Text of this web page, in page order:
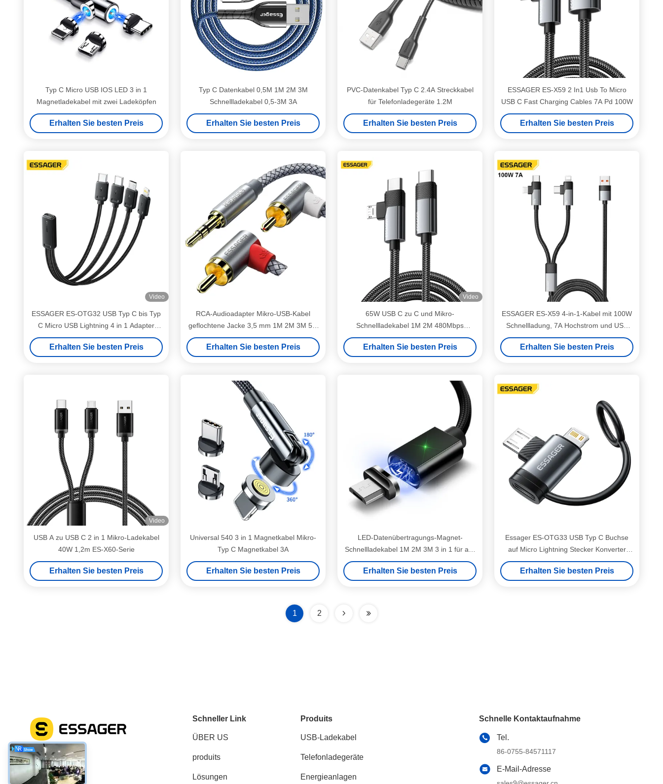
Typ C Micro USB IOS LED 3 in 1
Magnetladekabel mit zwei Ladeköpfen
Erhalten Sie besten Preis
Typ C Datenkabel 0,5M 1M 2M 3M
Schnellladekabel 0,5-3M 3A
Erhalten Sie besten Preis
PVC-Datenkabel Typ C 2.4A Streckkabel
für Telefonladegeräte 1.2M
Erhalten Sie besten Preis
ESSAGER ES-X59 2 In1 Usb To Micro
USB C Fast Charging Cables 7A Pd 100W
Erhalten Sie besten Preis
Video
ESSAGER ES-OTG32 USB Typ C bis Typ
C Micro USB Lightning 4 in 1 Adapter
Ladekabel
Erhalten Sie besten Preis
RCA-Audioadapter Mikro-USB-Kabel
geflochtene Jacke 3,5 mm 1M 2M 3M 5M
für Mobiltelefon
Erhalten Sie besten Preis
Video
65W USB C zu C und Mikro-
Schnellladekabel 1M 2M 480Mbps
Datenübertragung
Erhalten Sie besten Preis
ESSAGER ES-X59 4-in-1-Kabel mit 100W
Schnellladung, 7A Hochstrom und USB
2.0 480Mbit/s Datenübertragung für
mehrere Geräte
Erhalten Sie besten Preis
Video
USB A zu USB C 2 in 1 Mikro-Ladekabel
40W 1,2m ES-X60-Serie
Erhalten Sie besten Preis
Universal 540 3 in 1 Magnetkabel Mikro-
Typ C Magnetkabel 3A
Erhalten Sie besten Preis
LED-Datenübertragungs-Magnet-
Schnellladekabel 1M 2M 3M 3 in 1 für alle
Mikro-Schnittstellen-Geräte
Erhalten Sie besten Preis
Essager ES-OTG33 USB Typ C Buchse
auf Micro Lightning Stecker Konverter
Adapter
Erhalten Sie besten Preis
1 2
Soziale Medien
Schneller Link
ÜBER US
produits
Lösungen
Produits
USB-Ladekabel
Telefonladegeräte
Energieanlagen
Schnelle Kontaktaufnahme
Tel.
86-0755-84571117
E-Mail-Adresse